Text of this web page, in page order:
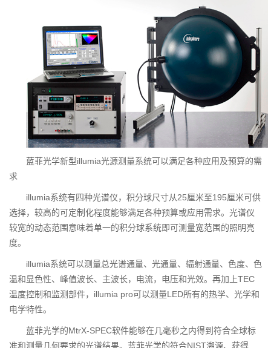
蓝菲光学新型illumia光源测量系统可以满足各种应用及预算的需
求
illumia系统有四种光谱仪，积分球尺寸从25厘米至195厘米可供
选择，较高的可定制化程度能够满足各种预算或应用需求。光谱仪
较宽的动态范围意味着单一的积分球系统即可测量宽范围的照明亮
度。
illumia系统可以测量总光谱通量、光通量、辐射通量、色度、色
温和显色性、峰值波长、主波长，电流，电压和光效。再加上TEC
温度控制和监测部件，illumia pro可以测量LED所有的热学、光学和
电学特性。
蓝菲光学的MtrX-SPEC软件能够在几毫秒之内得到符合全球标
准和测量几何要求的光谱结果。蓝菲光学的符合NIST溯源、获得